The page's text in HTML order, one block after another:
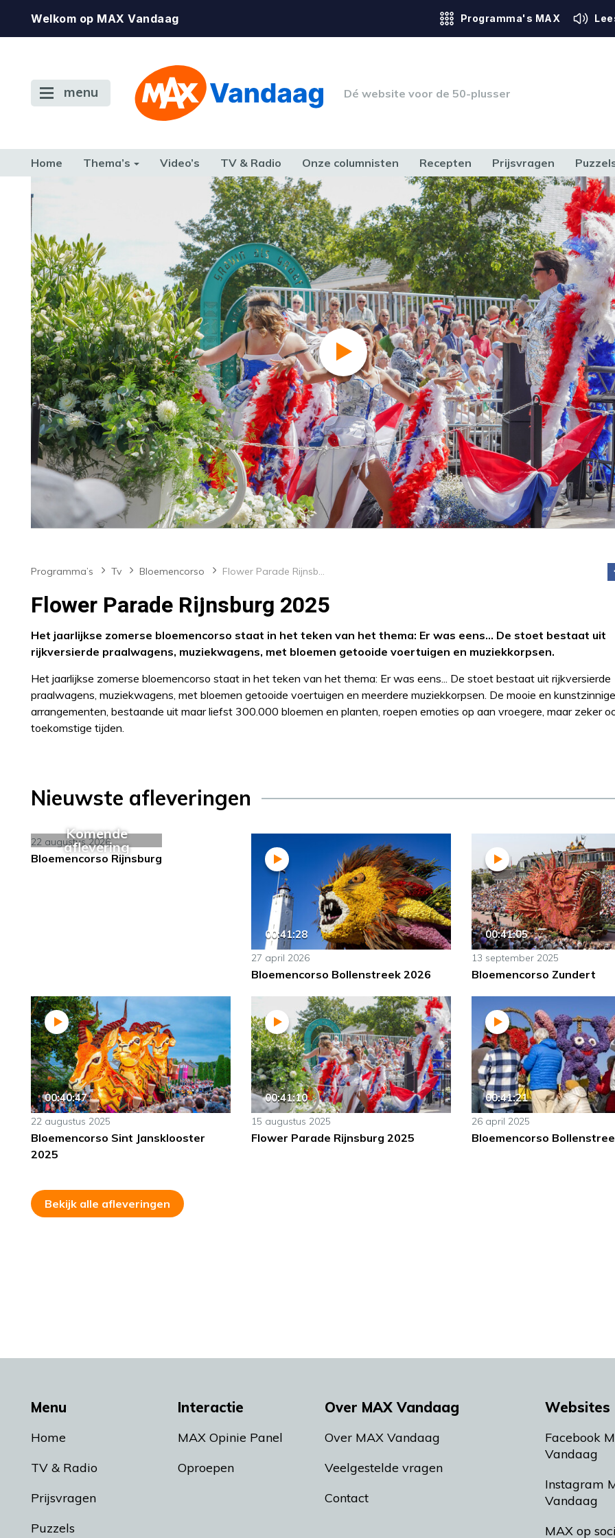
Welkom op MAX Vandaag Programma's MAX
menu Dé website voor de 50-plusser
Home Thema’s Video’s TV & Radio Onze columnisten Recepten Prijsvragen
FAMILIE & RELATIE GELD, WERK & RECHT GEZONDHEID & SPORT HUIS, TUIN & HOBBY MEDIA &
Programma’s Tv Bloemencorso Flower Parade Rijnsburg 2025
Flower Parade Rijnsburg 2025
Het jaarlijkse zomerse bloemencorso staat in het teken van het thema: Er was eens... De stoet bestaat uit
rijkversierde praalwagens, muziekwagens, met bloemen getooide voertuigen en muziekkorpsen.
Het jaarlijkse zomerse bloemencorso staat in het teken van het thema: Er was eens... De stoet bestaat uit rijkversierde
praalwagens, muziekwagens, met bloemen getooide voertuigen en meerdere muziekkorpsen. De mooie en kunstzinnige
arrangementen, bestaande uit maar liefst 300.000 bloemen en planten, roepen emoties op aan vroegere, maar zeker
toekomstige tijden.
Nieuwste afleveringen
Komende
aflevering
22 augustus 2026
Bloemencorso Rijnsburg
00:41:28
27 april 2026
Bloemencorso Bollenstreek 2026
00:41:05
13 september 2025
Bloemencorso Zundert
00:40:47
22 augustus 2025
Bloemencorso Sint Jansklooster
2025
00:41:10
15 augustus 2025
Flower Parade Rijnsburg 2025
00:41:21
26 april 2025
Bloemencorso
Bekijk alle afleveringen
Menu
Home
TV & Radio
Prijsvragen
Puzzels
Interactie
MAX Opinie Panel
Oproepen
Over MAX Vandaag
Over MAX Vandaag
Veelgestelde vragen
Contact
Websites
Facebook
Vandaag
Instagram
Vandaag
MAX op